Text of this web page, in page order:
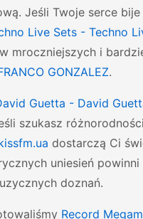
Jeśli Twoje serce
Live Sets - Techno
mroczniejszych i
GONZALEZ.
Guetta - David
szukasz
dostarczą Ci
uniesień powinni
doznań.
Record